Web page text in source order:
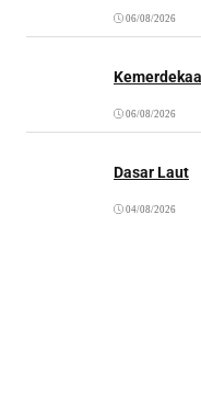
06/08/2026
06/08/2026
Dasar Laut
04/08/2026